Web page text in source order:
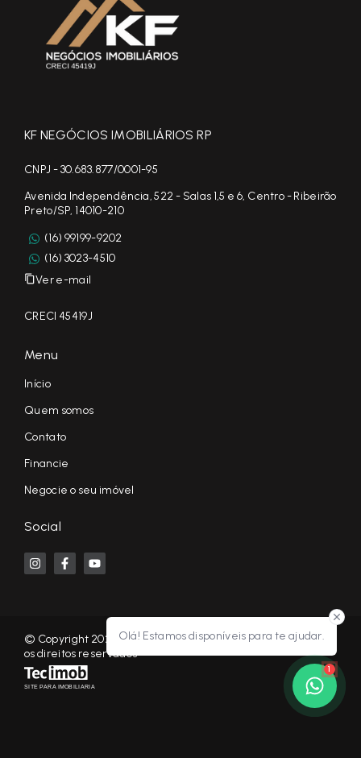
Olá! Estamos disponíveis para te ajudar.
1
KF NEGÓCIOS IMOBILIÁRIOS RP
CNPJ - 30.683.877/0001-95
Avenida Independência, 522 - Salas 1,5 e 6, Centro - Ribeirão
Preto/SP, 14010-210
(16) 99199-9202
(16) 3023-4510
Ver e-mail
CRECI 45419J
Menu
Início
Quem somos
Contato
Financie
Negocie o seu imóvel
Social
© Copyright 2026 - KF NEGÓCIOS IMOBILIÁRIOS RP - Todos
os direitos reservados
SITE PARA IMOBILIARIA